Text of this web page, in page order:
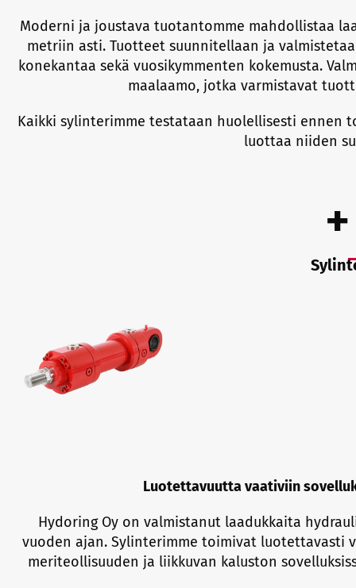
Moderni ja joustava tuotantomme mahdollistaa
metriin asti. Tuotteet suunnitellaan ja
konekantaa sekä vuosikymmenten kokemusta.
maalaamo, jotka varmistavat
Kaikki sylinterimme testataan huolellisesti ennen
luottaa niiden
Luotettavuutta vaativiin
Hydoring Oy on valmistanut laadukkaita
vuoden ajan. Sylinterimme toimivat luotettavasti
meriteollisuuden ja liikkuvan kaluston